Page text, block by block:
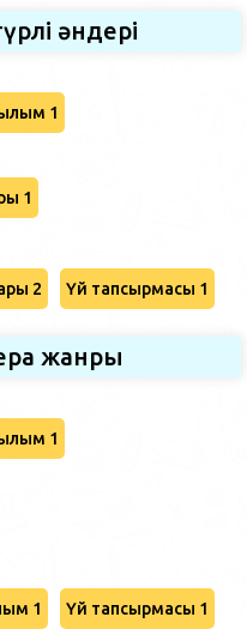
әндері
1
1
2 Үй тапсырмасы 1
жанры
1
1 Үй тапсырмасы 1